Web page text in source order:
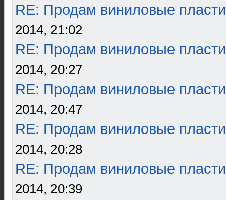
RE: Продам виниловые
2014, 21:02
RE: Продам виниловые
2014, 20:27
RE: Продам виниловые
2014, 20:47
RE: Продам виниловые
2014, 20:28
RE: Продам виниловые
2014, 20:39